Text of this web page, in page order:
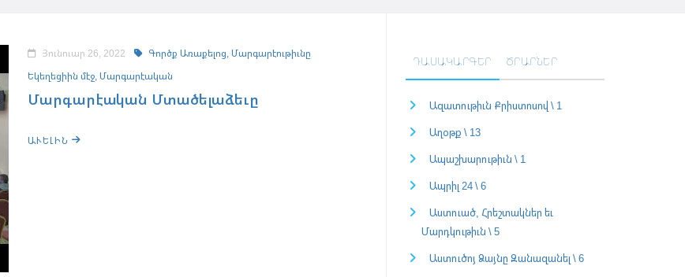
Յունուար 26, 2022 Գործք Առաքելոց,Մարգարէութիւնը
Եկեղեցիին մէջ,Մարգարէական
Մարգարէական Մտածելաձեւը
ԱՒԵԼԻՆ
ԴԱՍԱԿԱՐԳԵՐ ԾՐԱՐՆԵՐ
Ազատութիւն Քրիստոսով \ 1
Աղօթք \ 13
Ապաշխարութիւն \ 1
Ապրիլ 24 \ 6
Աստուած, Հրեշտակներ եւ
Մարդկութիւն \ 5
Աստուծոյ Ձայնը Զանազանել \ 6